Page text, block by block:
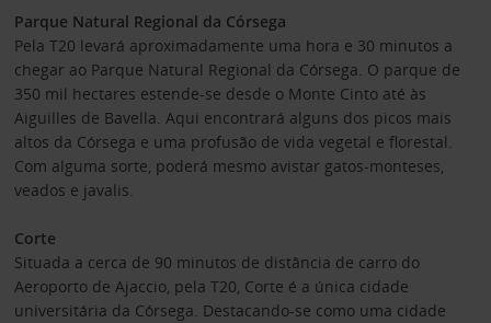
Parque Natural Regional da Córsega
Pela T20 levará aproximadamente uma hora e 30 minutos a
chegar ao Parque Natural Regional da Córsega. O parque de
350 mil hectares estende-se desde o Monte Cinto até às
Aiguilles de Bavella. Aqui encontrará alguns dos picos mais
altos da Córsega e uma profusão de vida vegetal e florestal.
Com alguma sorte, poderá mesmo avistar gatos-monteses,
veados e javalis.
Corte
Situada a cerca de 90 minutos de distância de carro do
Aeroporto de Ajaccio, pela T20, Corte é a única cidade
universitária da Córsega. Destacando-se como uma cidade